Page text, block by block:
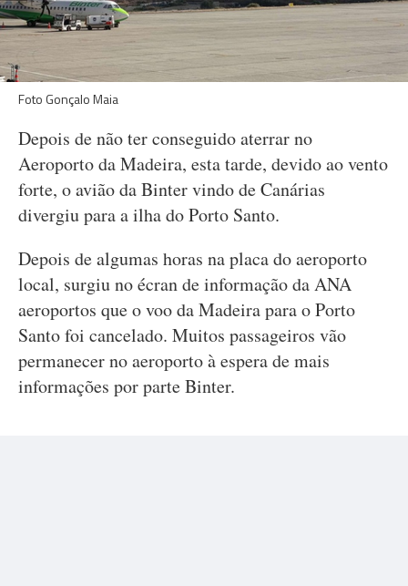
Foto Gonçalo Maia
Depois de não ter conseguido aterrar no
Aeroporto da Madeira, esta tarde, devido ao vento
forte, o avião da Binter vindo de Canárias
divergiu para a ilha do Porto Santo.
Depois de algumas horas na placa do aeroporto
local, surgiu no écran de informação da ANA
aeroportos que o voo da Madeira para o Porto
Santo foi cancelado. Muitos passageiros vão
permanecer no aeroporto à espera de mais
informações por parte Binter.